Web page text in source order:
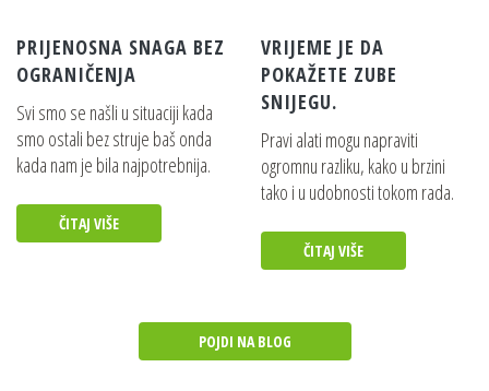
PRIJENOSNA SNAGA BEZ
OGRANIČENJA
Svi smo se našli u situaciji kada
smo ostali bez struje baš onda
kada nam je bila najpotrebnija.
ČITAJ VIŠE
VRIJEME JE DA
POKAŽETE ZUBE
SNIJEGU.
Pravi alati mogu napraviti
ogromnu razliku, kako u brzini
tako i u udobnosti tokom rada.
ČITAJ VIŠE
POJDI NA BLOG